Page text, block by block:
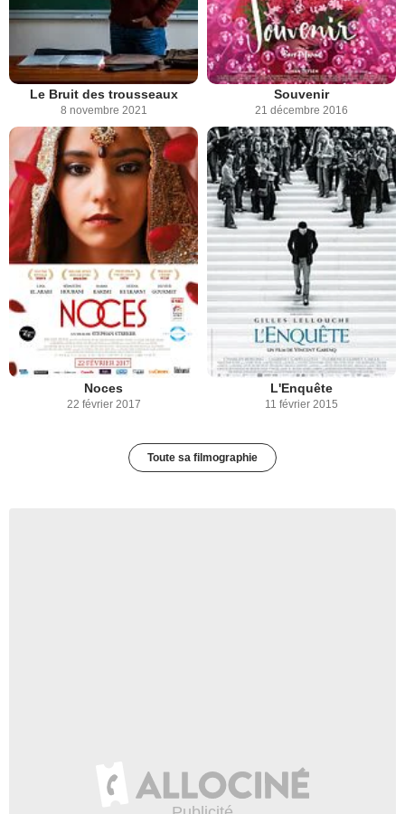
Le Bruit des trousseaux
8 novembre 2021
Souvenir
21 décembre 2016
Noces
22 février 2017
L'Enquête
11 février 2015
Toute sa filmographie